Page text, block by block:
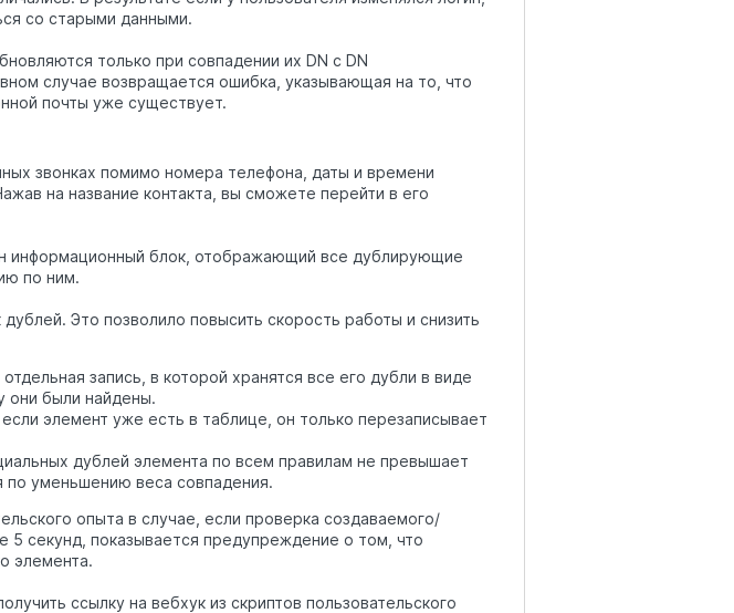
со старыми данными.
только при совпадении их DN с DN
случае возвращается ошибка, указывающая на то, что
почты уже существует.
звонках помимо номера телефона, даты и времени
на название контакта, вы сможете перейти в его
информационный блок, отображающий все дублирующие
по ним.
Это позволило повысить скорость работы и снизить
запись, в которой хранятся все его дубли в виде
они были найдены.
элемент уже есть в таблице, он только перезаписывает
дублей элемента по всем правилам не превышает
уменьшению веса совпадения.
опыта в случае, если проверка создаваемого/
5 секунд, показывается предупреждение о том, что
элемента.
ссылку на вебхук из скриптов пользовательского